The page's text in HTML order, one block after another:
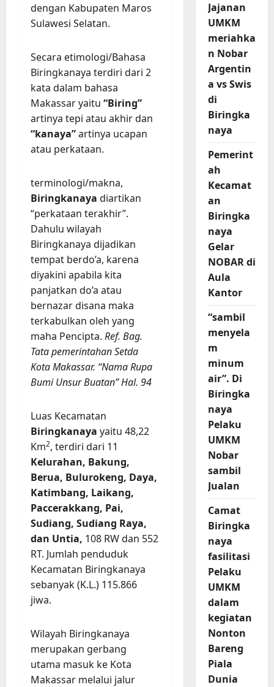
dengan Kabupaten Maros
Sulawesi Selatan.
Secara etimologi/Bahasa
Biringkanaya terdiri dari 2
kata dalam bahasa
Makassar yaitu “Biring”
artinya tepi atau akhir dan
“kanaya”artinya ucapan
atau perkataan.
terminologi/makna,
Biringkanaya diartikan
“perkataan terakhir”.
Dahulu wilayah
Biringkanaya dijadikan
tempat berdo’a, karena
diyakini apabila kita
panjatkan do’a atau
bernazar disana maka
terkabulkan oleh yang
maha Pencipta. Ref. Bag.
Tata pemerintahan Setda
Kota Makassar. “Nama Rupa
Bumi Unsur Buatan” Hal. 94
Luas Kecamatan
Biringkanaya yaitu 48,22
Km2, terdiri dari 11
Kelurahan, Bakung,
Berua, Bulurokeng, Daya,
Katimbang, Laikang,
Paccerakkang, Pai,
Sudiang, Sudiang Raya,
dan Untia, 108 RW dan 552
RT. Jumlah penduduk
Kecamatan Biringkanaya
sebanyak (K.L.) 115.866
jiwa.
Wilayah Biringkanaya
merupakan gerbang
utama masuk ke Kota
Makassar melalui jalur
Jajanan
UMKM
meriahka
n Nobar
Argentin
a vs Swis
di
Biringka
naya
Pemerint
ah
Kecamat
an
Biringka
naya
Gelar
NOBAR di
Aula
Kantor
“sambil
menyela
m
minum
air”. Di
Biringka
naya
Pelaku
UMKM
Nobar
sambil
Jualan
Camat
Biringka
naya
fasilitasi
Pelaku
UMKM
dalam
kegiatan
Nonton
Bareng
Piala
Dunia